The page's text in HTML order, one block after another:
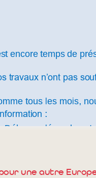
une autre